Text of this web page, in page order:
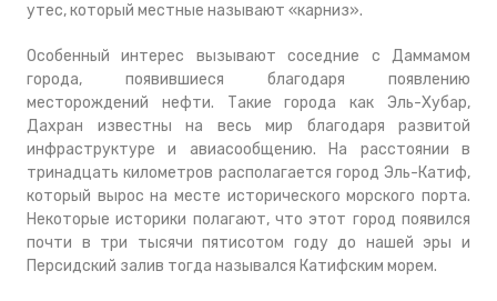
утес, который местные называют «карниз».
Особенный интерес вызывают соседние с Даммамом
города, появившиеся благодаря появлению
месторождений нефти. Такие города как Эль-Хубар,
Дахран известны на весь мир благодаря развитой
инфраструктуре и авиасообщению. На расстоянии в
тринадцать километров располагается город Эль-Катиф,
который вырос на месте исторического морского порта.
Некоторые историки полагают, что этот город появился
почти в три тысячи пятисотом году до нашей эры и
Персидский залив тогда назывался Катифским морем.